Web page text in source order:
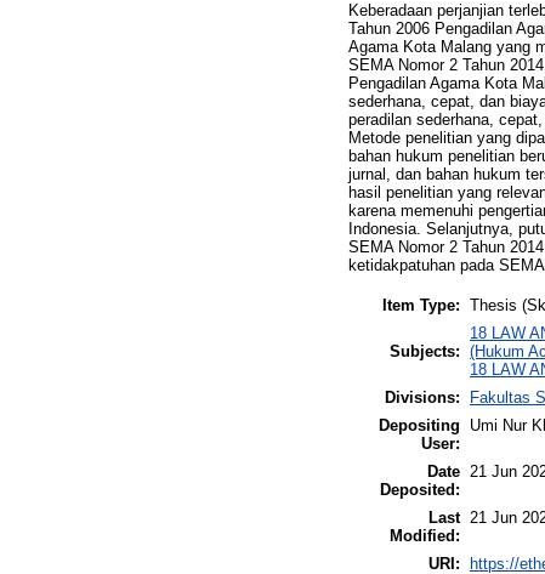
Keberadaan perjanjian
Tahun 2006 Pengadilan
Agama Kota Malang yang
SEMA Nomor 2 Tahun
Pengadilan Agama Kota
sederhana, cepat, dan
peradilan sederhana,
Metode penelitian yang
bahan hukum penelitian
jurnal, dan bahan hukum
hasil penelitian yang
karena memenuhi
Indonesia. Selanjutnya,
SEMA Nomor 2 Tahun
ketidakpatuhan pada
Item Type: Thesis
Subjects:
18 LAW
(Hukum
18 LAW
Divisions:
Fakultas
Depositing
User:
Umi Nur
Date
Deposited:
21 Jun
Last
Modified:
21 Jun
URI: https://